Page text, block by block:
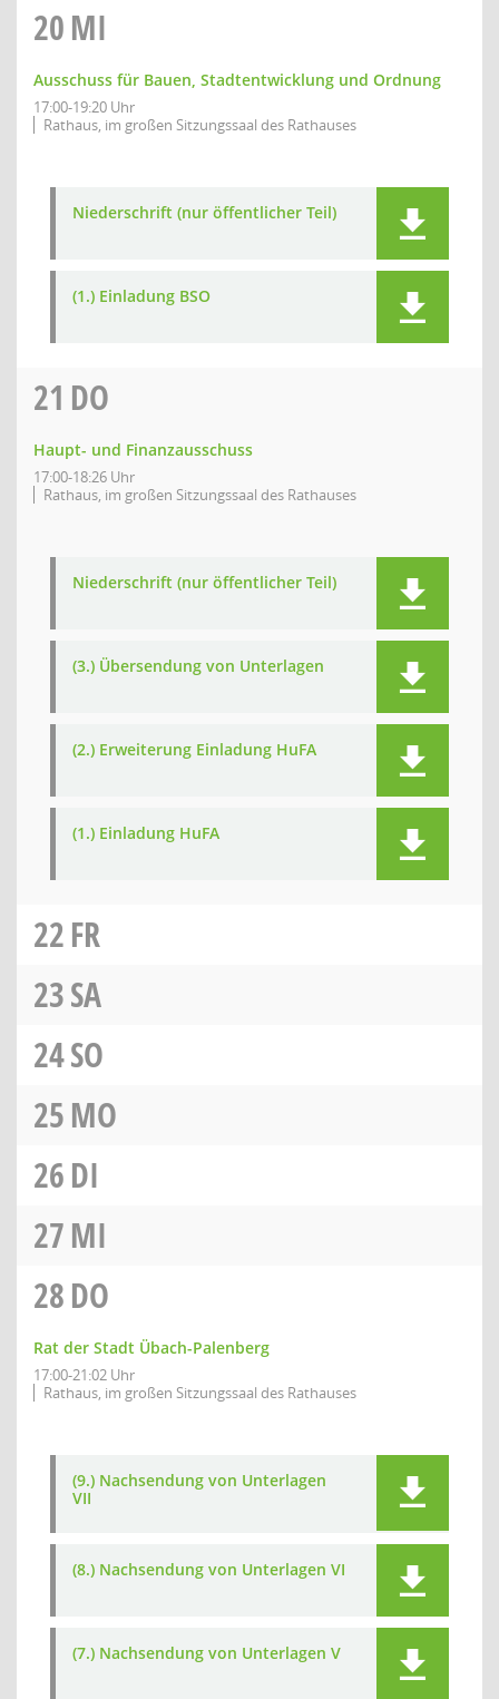
20MI
Ausschuss für Bauen, Stadtentwicklung und Ordnung
17:00-19:20 Uhr
Rathaus, im großen Sitzungssaal des Rathauses
Niederschrift (nur öffentlicher Teil)
(1.) Einladung BSO
21 DO
Haupt- und Finanzausschuss
17:00-18:26 Uhr
Rathaus, im großen Sitzungssaal des Rathauses
Niederschrift (nur öffentlicher Teil)
(3.) Übersendung von Unterlagen
(2.) Erweiterung Einladung HuFA
(1.) Einladung HuFA
22FR
23SA
24SO
25MO
26DI
27MI
28DO
Rat der Stadt Übach-Palenberg
17:00-21:02 Uhr
Rathaus, im großen Sitzungssaal des Rathauses
(9.) Nachsendung von Unterlagen
VII
(8.) Nachsendung von Unterlagen VI
(7.) Nachsendung von Unterlagen V